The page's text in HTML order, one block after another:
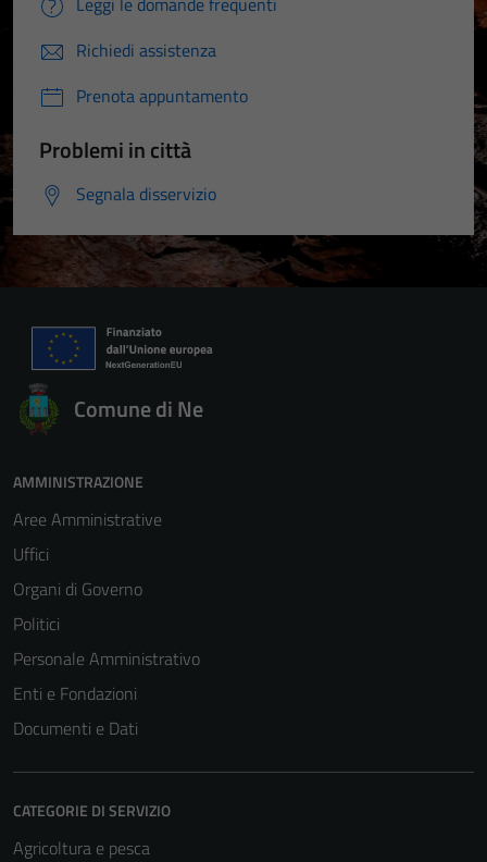
Richiedi assistenza
Prenota appuntamento
Problemi in città
Segnala disservizio
Comune di Ne
AMMINISTRAZIONE
Aree Amministrative
Uffici
Organi di Governo
Politici
Personale Amministrativo
Enti e Fondazioni
Documenti e Dati
CATEGORIE DI SERVIZIO
Agricoltura e pesca